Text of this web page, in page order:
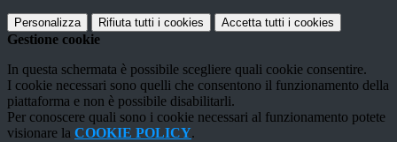
Personalizza Rifiuta tutti i cookies Accetta tutti i cookies
Gestione cookie
In questa schermata è possibile scegliere quali cookie consentire.
I cookie necessari sono quelli che consentono il funzionamento della
piattaforma e non è possibile disabilitarli.
Per conoscere quali sono i cookie necessari al funzionamento potete
visionare la COOKIE POLICY.